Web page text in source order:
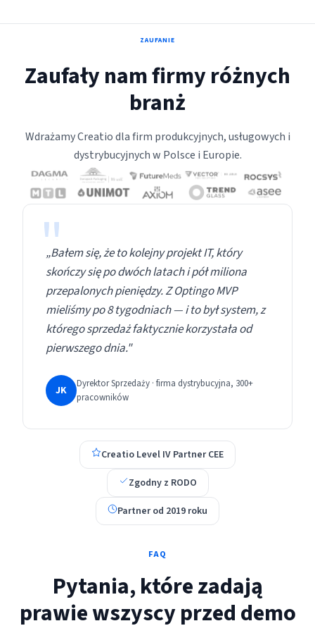
ZAUFANIE
Zaufały nam firmy różnych
branż
Wdrażamy Creatio dla firm produkcyjnych, usługowych i
dystrybucyjnych w Polsce i Europie.
"
„Bałem się, że to kolejny projekt IT, który
skończy się po dwóch latach i pół miliona
przepalonych pieniędzy. Z Optingo MVP
mieliśmy po 8 tygodniach — i to był system, z
którego sprzedaż faktycznie korzystała od
pierwszego dnia."
JK
Dyrektor Sprzedaży · firma dystrybucyjna, 300+
pracowników
Creatio Level IV Partner CEE
Zgodny z RODO
Partner od 2019 roku
FAQ
Pytania, które zadają
prawie wszyscy przed demo